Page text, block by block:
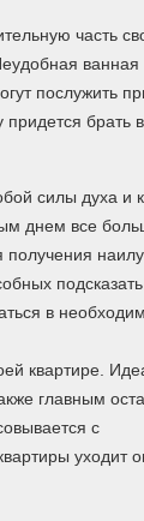
часть
ванная
послужить
брать
силы духа и
днем все
получения
в
квартире.
главным
с
уходит